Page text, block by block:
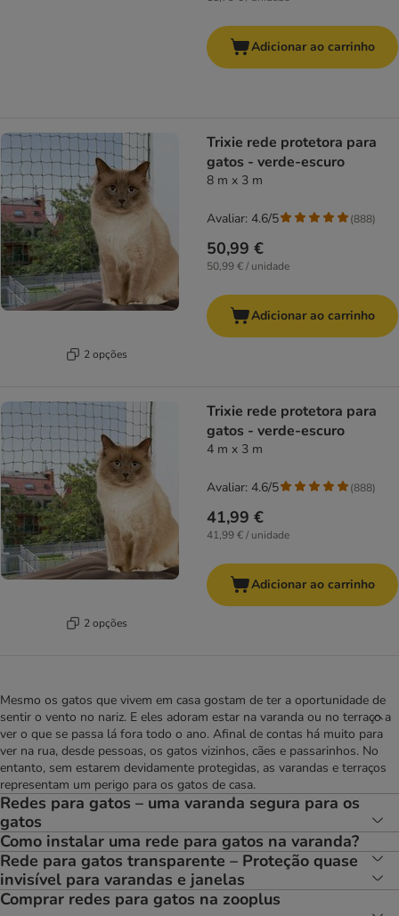
Adicionar ao carrinho
2 opções
Trixie rede protetora para
gatos - verde-escuro
8 m x 3 m
50,99 €
50,99 € / unidade
Avaliar: 4.6/5 (888)
Adicionar ao carrinho
2 opções
Trixie rede protetora para
gatos - verde-escuro
4 m x 3 m
41,99 €
41,99 € / unidade
Avaliar: 4.6/5 (888)
Adicionar ao carrinho
Mesmo os gatos que vivem em casa gostam de ter a oportunidade de
sentir o vento no nariz. E eles adoram estar na varanda ou no terraço a
ver o que se passa lá fora todo o ano. Afinal de contas há muito para
ver na rua, desde pessoas, os gatos vizinhos, cães e passarinhos. No
entanto, sem estarem devidamente protegidas, as varandas e terraços
representam um perigo para os gatos de casa.
Redes para gatos – uma varanda segura para os
gatos
Como instalar uma rede para gatos na varanda?
Rede para gatos transparente – Proteção quase
invisível para varandas e janelas
Comprar redes para gatos na zooplus